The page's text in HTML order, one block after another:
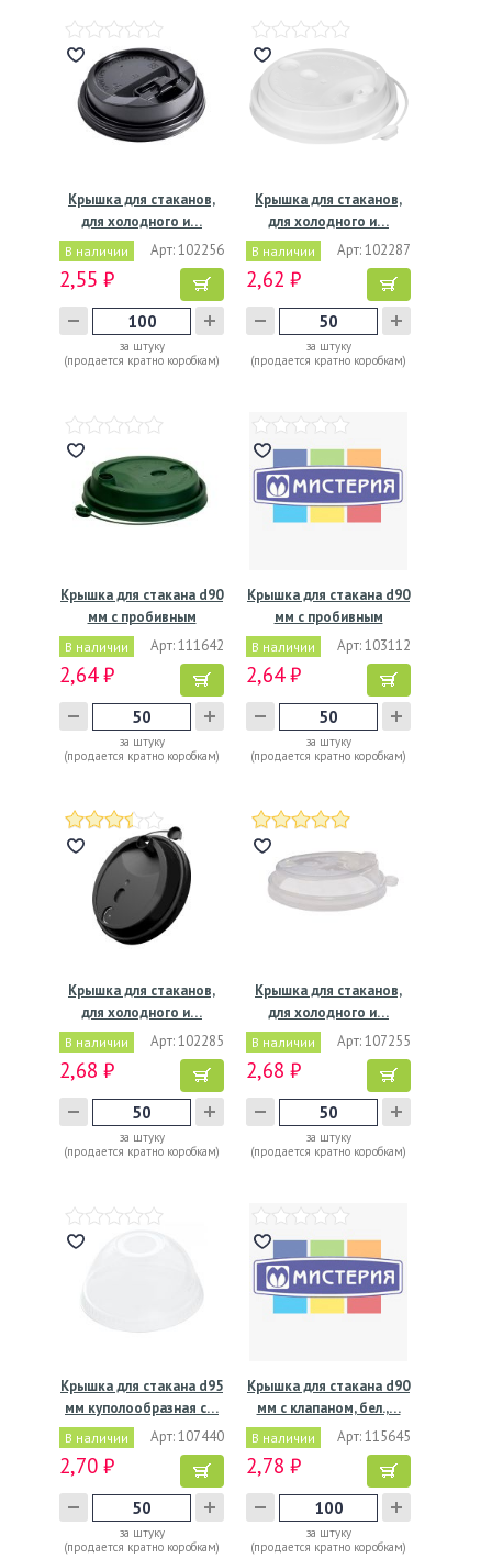
Крышка для стаканов,
для холодного и…
В наличии Арт: 102256
2,55 ₽
за штуку
(продается кратно коробкам)
Крышка для стаканов,
для холодного и…
В наличии Арт: 102287
2,62 ₽
за штуку
(продается кратно коробкам)
Крышка для стакана d90
мм с пробивным
слотом…
В наличии Арт: 111642
2,64 ₽
за штуку
(продается кратно коробкам)
Крышка для стакана d90
мм с пробивным
слотом…
В наличии Арт: 103112
2,64 ₽
за штуку
(продается кратно коробкам)
Крышка для стаканов,
для холодного и…
В наличии Арт: 102285
2,68 ₽
за штуку
(продается кратно коробкам)
Крышка для стаканов,
для холодного и…
В наличии Арт: 107255
2,68 ₽
за штуку
(продается кратно коробкам)
Крышка для стакана d95
мм куполообразная с…
В наличии Арт: 107440
2,70 ₽
за штуку
(продается кратно коробкам)
Крышка для стакана d90
мм с клапаном, бел.,…
В наличии Арт: 115645
2,78 ₽
за штуку
(продается кратно коробкам)